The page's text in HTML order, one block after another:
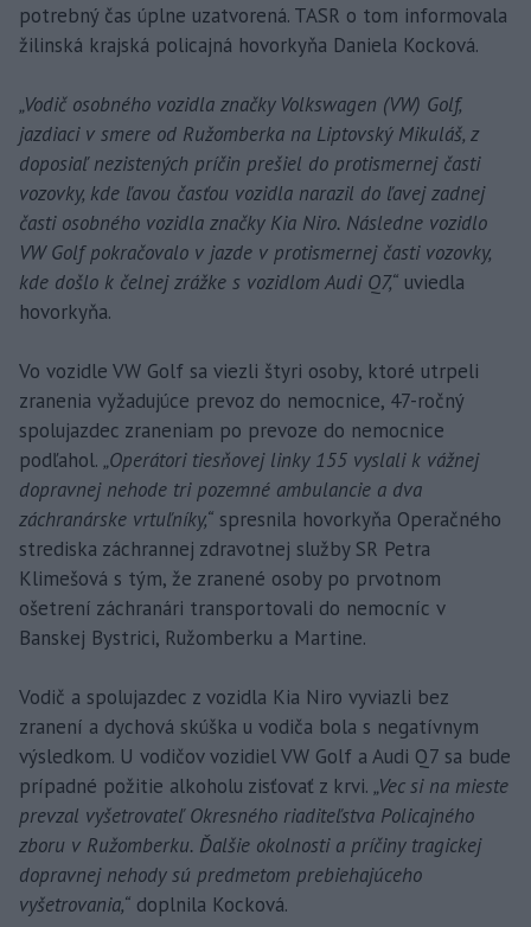
potrebný čas úplne uzatvorená. TASR o tom informovala
žilinská krajská policajná hovorkyňa Daniela Kocková.
„Vodič osobného vozidla značky Volkswagen (VW) Golf,
jazdiaci v smere od Ružomberka na Liptovský Mikuláš, z
doposiaľ nezistených príčin prešiel do protismernej časti
vozovky, kde ľavou časťou vozidla narazil do ľavej zadnej
časti osobného vozidla značky Kia Niro. Následne vozidlo
VW Golf pokračovalo v jazde v protismernej časti vozovky,
kde došlo k čelnej zrážke s vozidlom Audi Q7,“ uviedla
hovorkyňa.
Vo vozidle VW Golf sa viezli štyri osoby, ktoré utrpeli
zranenia vyžadujúce prevoz do nemocnice, 47-ročný
spolujazdec zraneniam po prevoze do nemocnice
podľahol. „Operátori tiesňovej linky 155 vyslali k vážnej
dopravnej nehode tri pozemné ambulancie a dva
záchranárske vrtuľníky,“ spresnila hovorkyňa Operačného
strediska záchrannej zdravotnej služby SR Petra
Klimešová s tým, že zranené osoby po prvotnom
ošetrení záchranári transportovali do nemocníc v
Banskej Bystrici, Ružomberku a Martine.
Vodič a spolujazdec z vozidla Kia Niro vyviazli bez
zranení a dychová skúška u vodiča bola s negatívnym
výsledkom. U vodičov vozidiel VW Golf a Audi Q7 sa bude
prípadné požitie alkoholu zisťovať z krvi. „Vec si na mieste
prevzal vyšetrovateľ Okresného riaditeľstva Policajného
zboru v Ružomberku. Ďalšie okolnosti a príčiny tragickej
dopravnej nehody sú predmetom prebiehajúceho
vyšetrovania,“ doplnila Kocková.